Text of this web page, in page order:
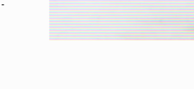
AKIRA OZAWA / 尾澤 彰 DINOSAUR JR.
2026.08.06